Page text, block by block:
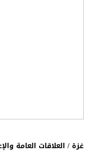
غزة / العلاقات العامة